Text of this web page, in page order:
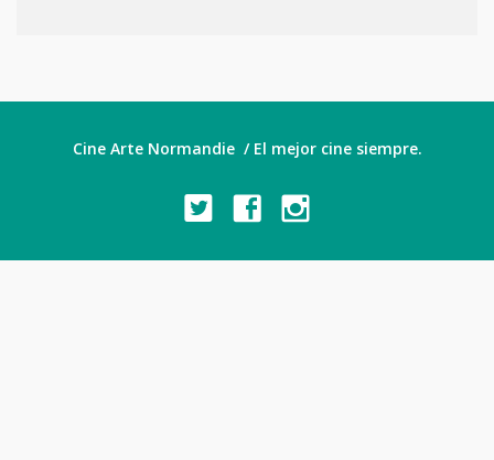
Cine Arte Normandie / El mejor cine siempre.